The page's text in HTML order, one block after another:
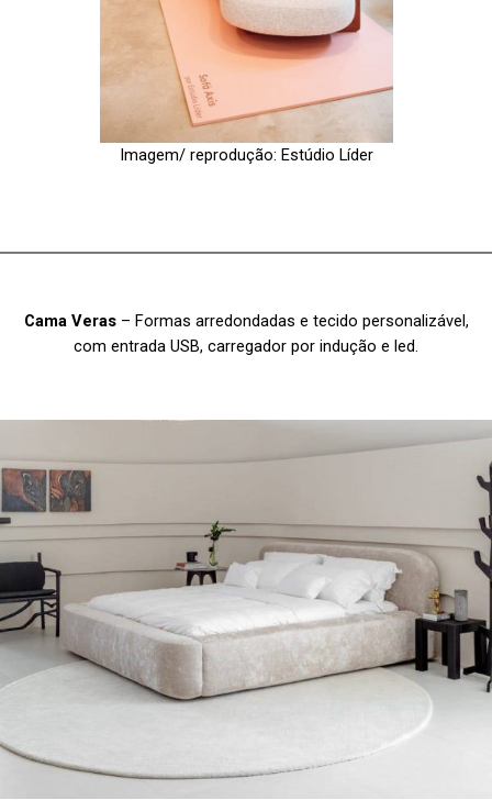
Imagem/ reprodução: Estúdio Líder
Cama Veras – Formas arredondadas e tecido personalizável,
com entrada USB, carregador por indução e led.